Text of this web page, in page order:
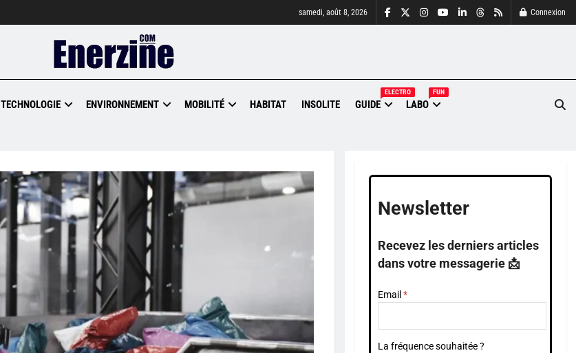
samedi, août 8, 2026 Connexion
TECHNOLOGIE ENVIRONNEMENT MOBILITÉ HABITAT INSOLITE GUIDE
ELECTRO
LABO
FUN
Newsletter
Recevez les derniers articles
dans votre messagerie 📩
Email
La fréquence souhaitée ?